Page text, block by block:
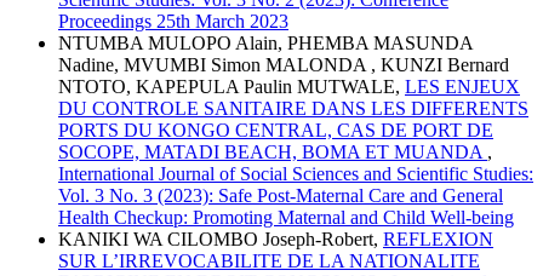
Proceedings 25th March 2023
NTUMBA MULOPO Alain, PHEMBA MASUNDA
Nadine, MVUMBI Simon MALONDA , KUNZI Bernard
NTOTO, KAPEPULA Paulin MUTWALE, LES ENJEUX
DU CONTROLE SANITAIRE DANS LES DIFFERENTS
PORTS DU KONGO CENTRAL, CAS DE PORT DE
SOCOPE, MATADI BEACH, BOMA ET MUANDA ,
International Journal of Social Sciences and Scientific Studies:
Vol. 3 No. 3 (2023): Safe Post-Maternal Care and General
Health Checkup: Promoting Maternal and Child Well-being
KANIKI WA CILOMBO Joseph-Robert, REFLEXION
SUR L’IRREVOCABILITE DE LA NATIONALITE